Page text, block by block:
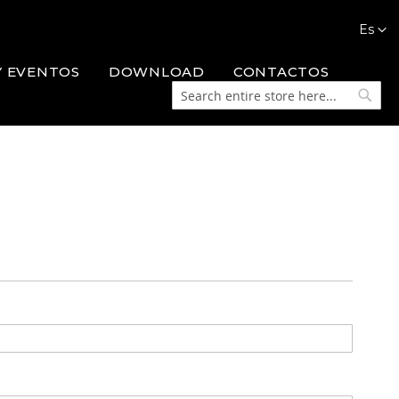
Es
EVENTOS DOWNLOAD CONTACTOS
Search